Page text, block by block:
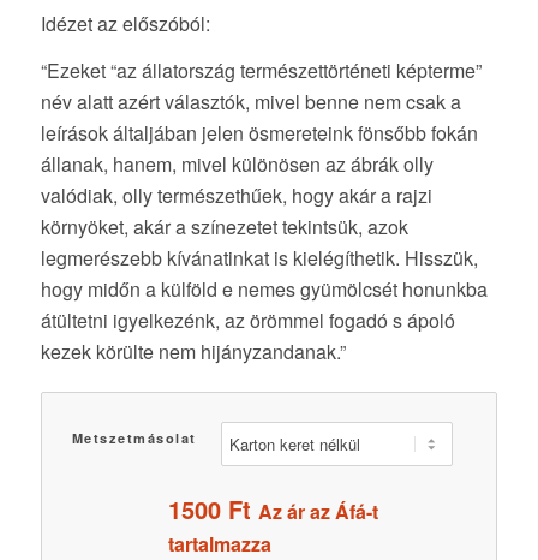
Idézet az előszóból:
“Ezeket “az állatország természettörténeti képterme”
név alatt azért választók, mivel benne nem csak a
leírások általjában jelen ösmereteink fönsőbb fokán
állanak, hanem, mivel különösen az ábrák olly
valódiak, olly természethűek, hogy akár a rajzi
környöket, akár a színezetet tekintsük, azok
legmerészebb kívánatinkat is kielégíthetik. Hisszük,
hogy midőn a külföld e nemes gyümölcsét honunkba
átültetni igyelkezénk, az örömmel fogadó s ápoló
kezek körülte nem hijányzandanak.”
Metszetmásolat
1500 Ft Az ár az Áfá-t
tartalmazza